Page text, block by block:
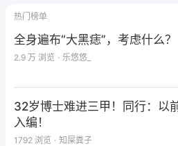
热门榜单
全身遍布“大黑痣”，考虑什么？
2.9 万 浏览 · 乐悠悠_
32岁博士难进三甲！同行：以
入编！
1792 浏览 · 知屎粪子